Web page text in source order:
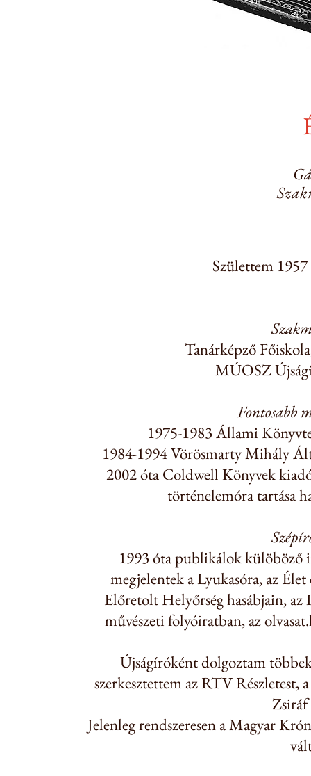
Születtem
Tanárképző
MÚOSZ
Fontosabb
1975-1983 Állami
1984-1994 Vörösmarty Mihály
2002 óta Coldwell Könyvek
történelemóra tartása
1993 óta publikálok
megjelentek a Lyukasóra, az
Előretolt Helyőrség hasábjain,
művészeti folyóiratban, az
Újságíróként dolgoztam
szerkesztettem az RTV Részletest,
Zsiráf
Jelenleg rendszeresen a Magyar